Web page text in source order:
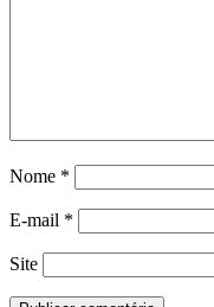
Nome *
E-mail *
Site